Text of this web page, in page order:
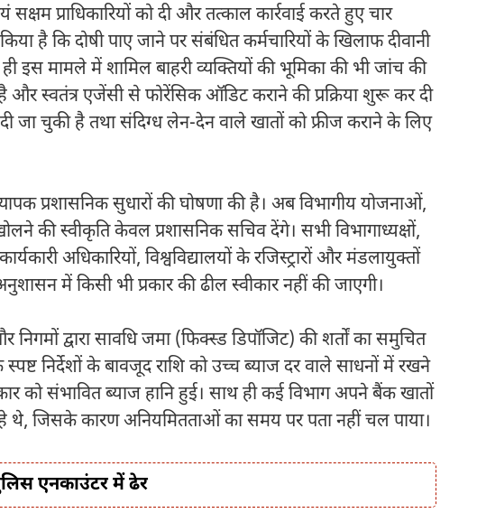
प्राधिकारियों को दी और तत्काल कार्रवाई करते हुए चार
है कि दोषी पाए जाने पर संबंधित कर्मचारियों के खिलाफ दीवानी
इस मामले में शामिल बाहरी व्यक्तियों की भूमिका की भी जांच की
और स्वतंत्र एजेंसी से फोरेंसिक ऑडिट कराने की प्रक्रिया शुरू कर दी
जा चुकी है तथा संदिग्ध लेन-देन वाले खातों को फ्रीज कराने के लिए
प्रशासनिक सुधारों की घोषणा की है। अब विभागीय योजनाओं,
की स्वीकृति केवल प्रशासनिक सचिव देंगे। सभी विभागाध्यक्षों,
अधिकारियों, विश्वविद्यालयों के रजिस्ट्रारों और मंडलायुक्तों
में किसी भी प्रकार की ढील स्वीकार नहीं की जाएगी।
निगमों द्वारा सावधि जमा (फिक्स्ड डिपॉजिट) की शर्तों का समुचित
निर्देशों के बावजूद राशि को उच्च ब्याज दर वाले साधनों में रखने
को संभावित ब्याज हानि हुई। साथ ही कई विभाग अपने बैंक खातों
थे, जिसके कारण अनियमितताओं का समय पर पता नहीं चल पाया।
एनकाउंटर में ढेर